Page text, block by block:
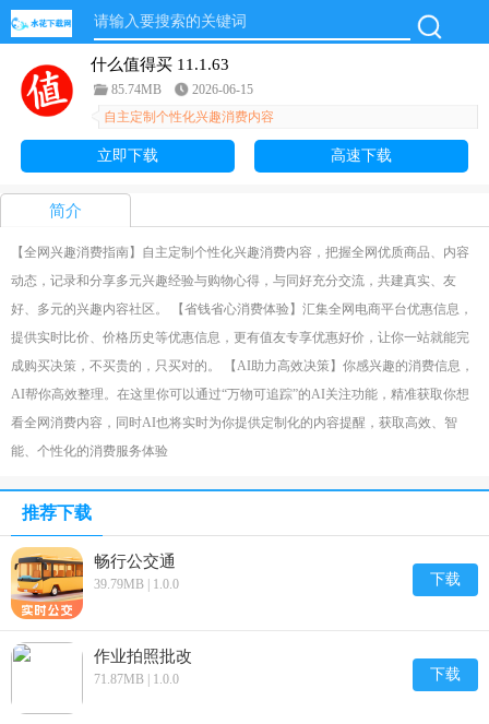
什么值得买 11.1.63
85.74MB
2026-06-15
自主定制个性化兴趣消费内容
立即下载 高速下载
简介
【全网兴趣消费指南】自主定制个性化兴趣消费内容，把握全网优质商品、内容
动态，记录和分享多元兴趣经验与购物心得，与同好充分交流，共建真实、友
好、多元的兴趣内容社区。 【省钱省心消费体验】汇集全网电商平台优惠信息，
提供实时比价、价格历史等优惠信息，更有值友专享优惠好价，让你一站就能完
成购买决策，不买贵的，只买对的。 【AI助力高效决策】你感兴趣的消费信息，
AI帮你高效整理。在这里你可以通过“万物可追踪”的AI关注功能，精准获取你想
看全网消费内容，同时AI也将实时为你提供定制化的内容提醒，获取高效、智
能、个性化的消费服务体验
推荐下载
畅行公交通
39.79MB | 1.0.0 下载
作业拍照批改
71.87MB | 1.0.0 下载